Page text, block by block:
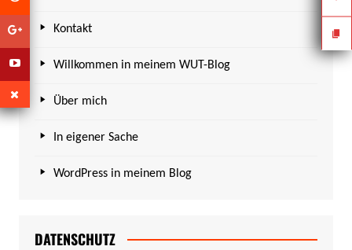
Kontakt
Willkommen in meinem WUT-Blog
Über mich
In eigener Sache
WordPress in meinem Blog
DATENSCHUTZ